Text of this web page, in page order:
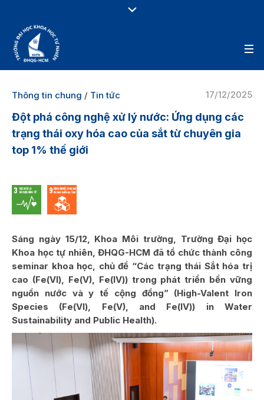
17/12/2025
Thông tin chung / Tin tức
Đột phá công nghệ xử lý nước: Ứng dụng các
trạng thái oxy hóa cao của sắt từ chuyên gia
top 1% thế giới
Sáng ngày 15/12, Khoa Môi trường, Trường Đại học
Khoa học tự nhiên, ĐHQG-HCM đã tổ chức thành công
seminar khoa học, chủ đề “Các trạng thái Sắt hóa trị
cao (Fe(VI), Fe(V), Fe(IV)) trong phát triển bền vững
nguồn nước và y tế cộng đồng” (High-Valent Iron
Species (Fe(VI), Fe(V), and Fe(IV)) in Water
Sustainability and Public Health).